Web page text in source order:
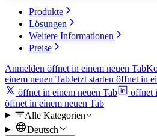
Produkte
Lösungen
Weitere Informationen
Preise
Anmelden öffnet in einem neuen Tab
einem neuen TabJetzt starten öffnet in
öffnet in einem neuen Tab
öffnet
öffnet in einem neuen Tab
Alle Kategorien
Deutsch